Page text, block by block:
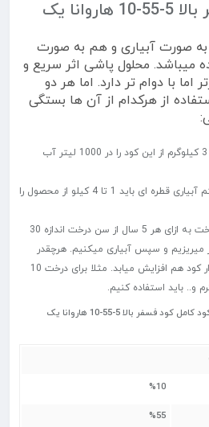
مقدار کود کود فسفر بالا 5-55-10 هاروانا یک
به صورت آبیاری و هم به صورت
میباشد. محلول پاشی اثر سریع و
اما با دوام تر دارد. اما هر دو
از هرکدام از آن ها بستگی
برای محلول پاشی باید 2 تا 3 کیلوگرم از این کود را در 1000 لیتر آب
به منظور استفاده در سیستم آبیاری قطره ای باید 1 تا 4 کیلو از محصول را
در صورت استفاده در پای درخت به ازای هر 5 سال از سن درخت اندازه 30
میریزیم و سپس آبیاری میکنیم. هرچقدر
سن درخت بیشتر شود مقدار کود هم افزایش میابد. مثلا برای درخت 10
جدول عناصر غذایی دستور مصرف کود کامل کود فسفر بالا 5-55-10 هاروانا یک
%10
%55